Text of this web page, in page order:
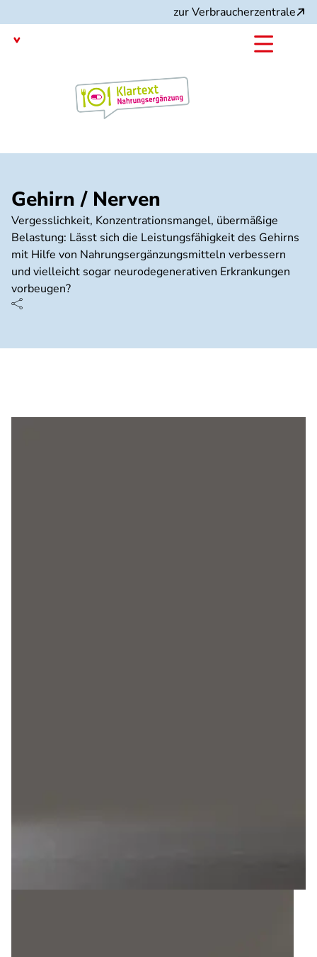
zum
Inhalt
zur Verbraucherzentrale
Gehirn / Nerven
Vergesslichkeit, Konzentrationsmangel, übermäßige
Belastung: Lässt sich die Leistungsfähigkeit des Gehirns
mit Hilfe von Nahrungsergänzungsmitteln verbessern
und vielleicht sogar neurodegenerativen Erkrankungen
vorbeugen?